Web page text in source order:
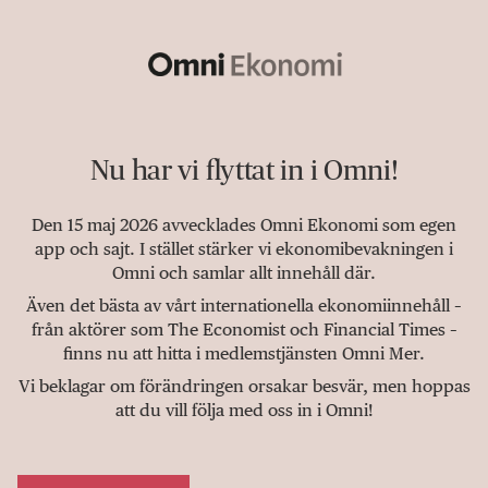
Nu har vi flyttat in i Omni!
Den 15 maj 2026 avvecklades Omni Ekonomi som egen
app och sajt. I stället stärker vi ekonomibevakningen i
Omni och samlar allt innehåll där.
Även det bästa av vårt internationella ekonomiinnehåll –
från aktörer som The Economist och Financial Times –
finns nu att hitta i medlemstjänsten Omni Mer.
Vi beklagar om förändringen orsakar besvär, men hoppas
att du vill följa med oss in i Omni!